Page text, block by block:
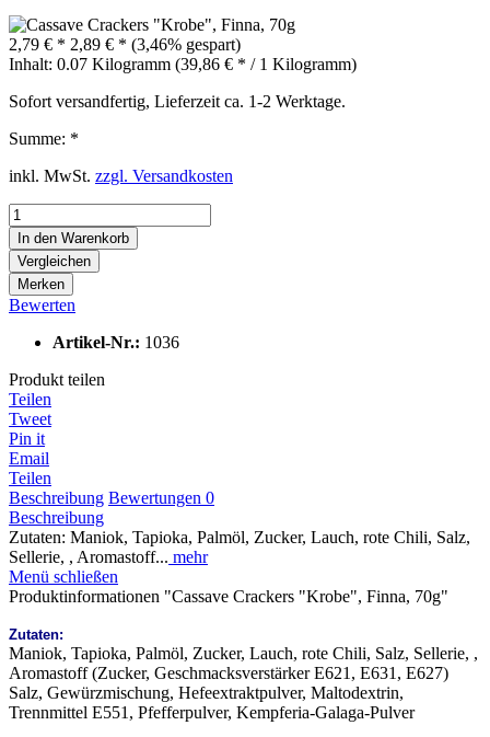
2,79 € * 2,89 € * (3,46% gespart)
Inhalt: 0.07 Kilogramm (39,86 € * / 1 Kilogramm)
Sofort versandfertig, Lieferzeit ca. 1-2 Werktage.
Summe: *
inkl. MwSt. zzgl. Versandkosten
In den Warenkorb
Vergleichen
Merken
Bewerten
Artikel-Nr.: 1036
Produkt teilen
Teilen
Tweet
Pin it
Email
Teilen
Beschreibung Bewertungen 0
Beschreibung
Zutaten: Maniok, Tapioka, Palmöl, Zucker, Lauch, rote Chili, Salz,
Sellerie, , Aromastoff... mehr
Menü schließen
Produktinformationen "Cassave Crackers "Krobe", Finna, 70g"
Zutaten:
Maniok, Tapioka, Palmöl, Zucker, Lauch, rote Chili, Salz, Sellerie, ,
Aromastoff (Zucker, Geschmacksverstärker E621, E631, E627)
Salz, Gewürzmischung, Hefeextraktpulver, Maltodextrin,
Trennmittel E551, Pfefferpulver, Kempferia-Galaga-Pulver